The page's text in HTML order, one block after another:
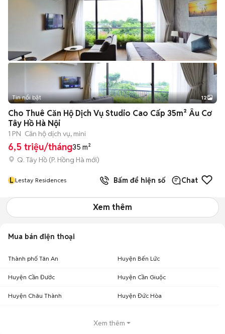
+2
Tin nổi bật 12
Cho Thuê Căn Hộ Dịch Vụ Studio Cao Cấp 35m² Âu Cơ
Tây Hồ Hà Nội
1 PN Căn hộ dịch vụ, mini
6,5 triệu/tháng35 m²
Q. Tây Hồ (P. Hồng Hà mới)
L Lestay Residences Bấm để hiện số Chat
Xem thêm
Mua bán điện thoại
Thành phố Tân An Huyện Bến Lức
Huyện Cần Đước Huyện Cần Giuộc
Huyện Châu Thành Huyện Đức Hòa
Xem thêm